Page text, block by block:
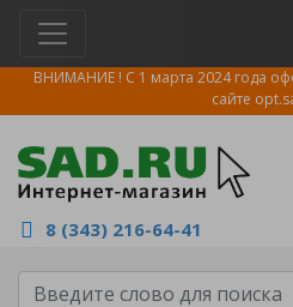
ВНИМАНИЕ ! С 1 марта 2024 года
сайте
8 (343) 216-64-41